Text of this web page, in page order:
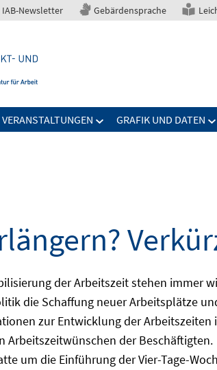
IAB-Newsletter Gebärdensprache
VERANSTALTUNGEN GRAFIK UND DATEN
der Arbeitszeit stehen immer
die Schaffung neuer Arbeitsplätze
zur Entwicklung der
Arbeitszeitwünschen der Beschäftigten.
um die Einführung der Vier-Tage-